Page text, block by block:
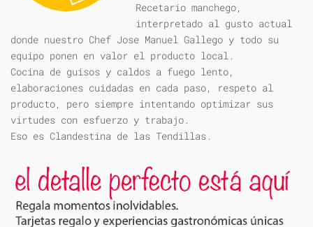
Recetario manchego,
interpretado al gusto actual
donde nuestro Chef Jose Manuel Gallego y todo su
equipo ponen en valor el producto local.
Cocina de guisos y caldos a fuego lento,
elaboraciones cuidadas en cada paso, respeto al
producto, pero siempre intentando optimizar sus
virtudes con esfuerzo y trabajo.
Eso es Clandestina de las Tendillas.